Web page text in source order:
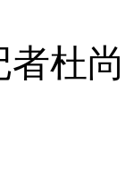
者杜